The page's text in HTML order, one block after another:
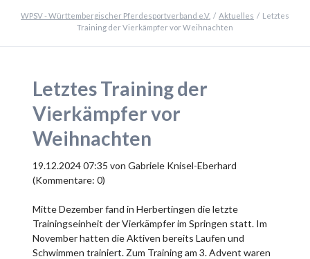
WPSV - Württembergischer Pferdesportverband e.V. Aktuelles
Letztes
Training der Vierkämpfer vor Weihnachten
Letztes Training der
Vierkämpfer vor
Weihnachten
19.12.2024 07:35 von Gabriele Knisel-Eberhard
(Kommentare: 0)
Mitte Dezember fand in Herbertingen die letzte
Trainingseinheit der Vierkämpfer im Springen statt. Im
November hatten die Aktiven bereits Laufen und
Schwimmen trainiert. Zum Training am 3. Advent waren